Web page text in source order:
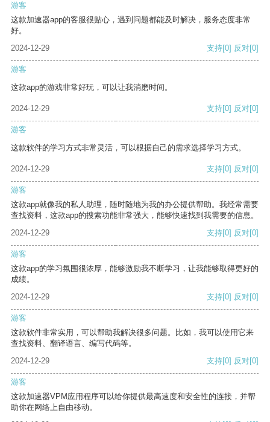
游客
这款加速器app的客服很贴心，遇到问题都能及时解决，服务态度非常
好。
2024-12-29
支持[0] 反对[0]
游客
这款app的游戏非常好玩，可以让我消磨时间。
2024-12-29 支持[0] 反对[0]
游客
这款软件的学习方式非常灵活，可以根据自己的需求选择学习方式。
2024-12-29 支持[0] 反对[0]
游客
这款app就像我的私人助理，随时随地为我的办公提供帮助。我经常需要
查找资料，这款app的搜索功能非常强大，能够快速找到我需要的信息。
2024-12-29
支持[0] 反对[0]
游客
这款app的学习氛围很浓厚，能够激励我不断学习，让我能够取得更好的
成绩。
2024-12-29
支持[0] 反对[0]
游客
这款软件非常实用，可以帮助我解决很多问题。比如，我可以使用它来
查找资料、翻译语言、编写代码等。
2024-12-29
支持[0] 反对[0]
游客
这款加速器VPM应用程序可以给你提供最高速度和安全性的连接，并帮
助你在网络上自由移动。